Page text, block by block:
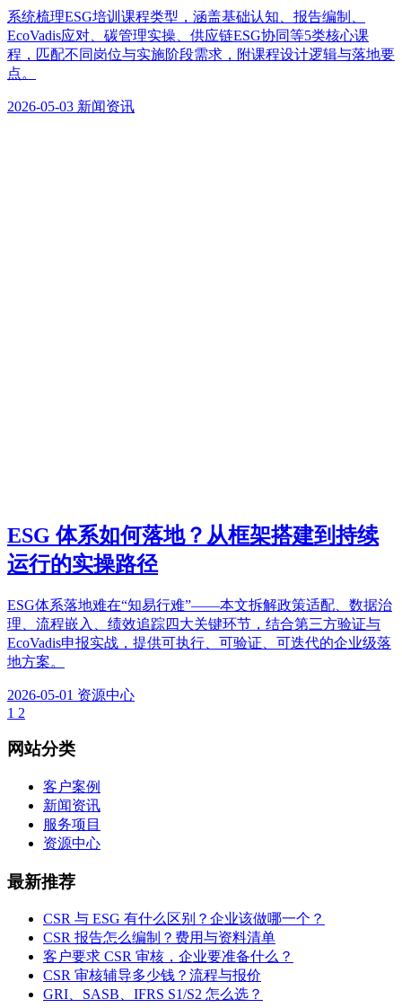
系统梳理ESG培训课程类型，涵盖基础认知、报告编制、
EcoVadis应对、碳管理实操、供应链ESG协同等5类核心课
程，匹配不同岗位与实施阶段需求，附课程设计逻辑与落地要
点。
2026-05-03 新闻资讯
ESG 体系如何落地？从框架搭建到持续
运行的实操路径
ESG体系落地难在“知易行难”——本文拆解政策适配、数据治
理、流程嵌入、绩效追踪四大关键环节，结合第三方验证与
EcoVadis申报实战，提供可执行、可验证、可迭代的企业级落
地方案。
2026-05-01 资源中心
1 2
网站分类
客户案例
新闻资讯
服务项目
资源中心
最新推荐
CSR 与 ESG 有什么区别？企业该做哪一个？
CSR 报告怎么编制？费用与资料清单
客户要求 CSR 审核，企业要准备什么？
CSR 审核辅导多少钱？流程与报价
GRI、SASB、IFRS S1/S2 怎么选？